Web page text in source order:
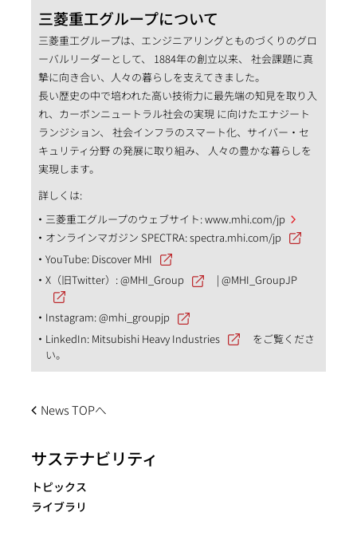
三菱重工グループについて
三菱重工グループは、エンジニアリングとものづくりのグロ
ーバルリーダーとして、 1884年の創立以来、 社会課題に真
摯に向き合い、人々の暮らしを支えてきました。
長い歴史の中で培われた高い技術力に最先端の知見を取り入
れ、カーボンニュートラル社会の実現 に向けたエナジート
ランジション、 社会インフラのスマート化、サイバー・セ
キュリティ分野 の発展に取り組み、 人々の豊かな暮らしを
実現します。
詳しくは:
三菱重工グループのウェブサイト:www.mhi.com/jp
オンラインマガジン SPECTRA:spectra.mhi.com/jp
YouTube: Discover MHI
X（旧Twitter）:@MHI_Group |@MHI_GroupJP
Instagram:@mhi_groupjp
LinkedIn: Mitsubishi Heavy Industries
をご覧くださ
い。
News TOPへ
サステナビリティ
トピックス
ライブラリ